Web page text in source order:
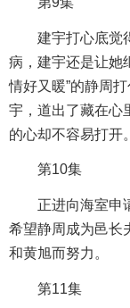
建宇打心底觉得
病，建宇还是让她
情好又暖”的静周
宇，道出了藏在心
的心却不容易打开。
第10集
正进向海室申请
希望静周成为邑长
和黄旭而努力。
第11集